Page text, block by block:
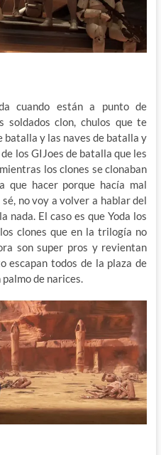
cuando están a punto de
soldados clon, chulos que te
batalla y las naves de batalla y
los GIJoes de batalla que les
los clones se clonaban
que hacer porque hacía mal
no voy a volver a hablar del
nada. El caso es que Yoda los
clones que en la trilogía no
son super pros y revientan
escapan todos de la plaza de
de narices.